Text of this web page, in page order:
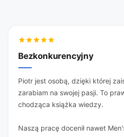
Bezkonkurencyjny
Piotr jest osobą, dzięki której
zarabiam na swojej pasji. To
chodząca książka wiedzy.
Naszą pracę docenił nawet